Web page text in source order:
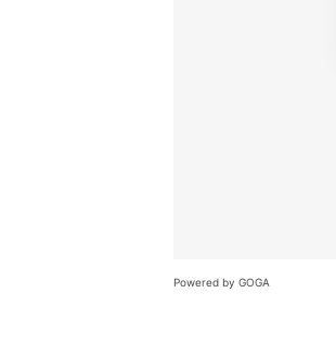
Powered by GOGA